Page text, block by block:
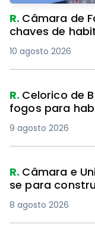
R. Câmara de
chaves de
10 agosto 2026
R. Celorico de
fogos para
9 agosto 2026
R. Câmara e
se para
8 agosto 2026